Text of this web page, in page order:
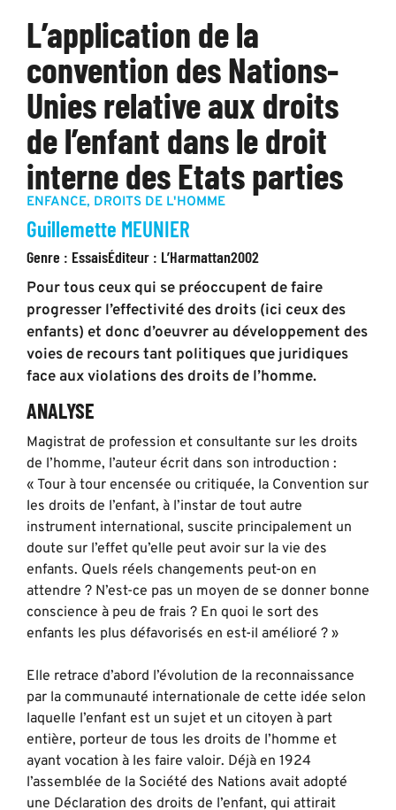
L’application de la
convention des Nations-
Unies relative aux droits
de l’enfant dans le droit
interne des Etats parties
ENFANCE, DROITS DE L'HOMME
Guillemette MEUNIER
Genre : EssaisÉditeur : L’Harmattan2002
Pour tous ceux qui se préoccupent de faire
progresser l’effectivité des droits (ici ceux des
enfants) et donc d’oeuvrer au développement des
voies de recours tant politiques que juridiques
face aux violations des droits de l’homme.
ANALYSE
Magistrat de profession et consultante sur les droits
de l’homme, l’auteur écrit dans son introduction :
« Tour à tour encensée ou critiquée, la Convention sur
les droits de l’enfant, à l’instar de tout autre
instrument international, suscite principalement un
doute sur l’effet qu’elle peut avoir sur la vie des
enfants. Quels réels changements peut-on en
attendre ? N’est-ce pas un moyen de se donner bonne
conscience à peu de frais ? En quoi le sort des
enfants les plus défavorisés en est-il amélioré ? »
Elle retrace d’abord l’évolution de la reconnaissance
par la communauté internationale de cette idée selon
laquelle l’enfant est un sujet et un citoyen à part
entière, porteur de tous les droits de l’homme et
ayant vocation à les faire valoir. Déjà en 1924
l’assemblée de la Société des Nations avait adopté
une Déclaration des droits de l’enfant, qui attirait